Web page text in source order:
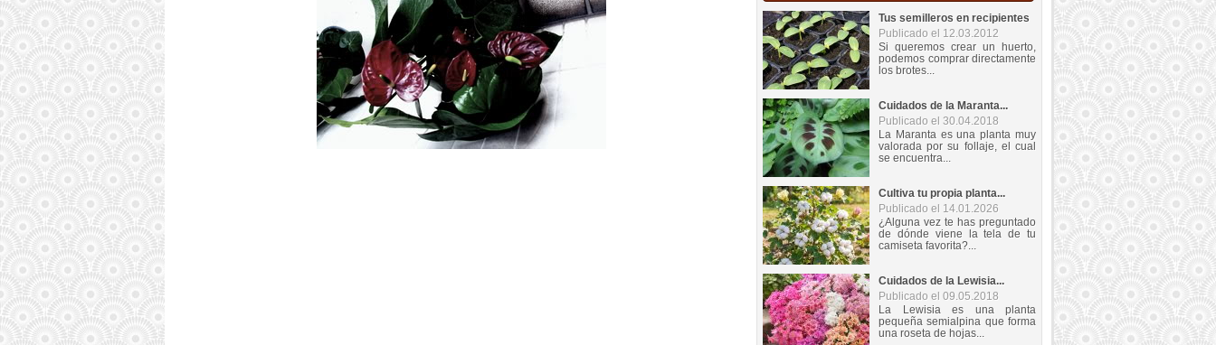
Tus semilleros en recipientes
Publicado el 12.03.2012
Si queremos crear un huerto,
podemos comprar directamente
los brotes...
Cuidados de la Maranta...
Publicado el 30.04.2018
La Maranta es una planta muy
valorada por su follaje, el cual
se encuentra...
Cultiva tu propia planta...
Publicado el 14.01.2026
¿Alguna vez te has preguntado
de dónde viene la tela de tu
camiseta favorita?...
Cuidados de la Lewisia...
Publicado el 09.05.2018
La Lewisia es una planta
pequeña semialpina que forma
una roseta de hojas...